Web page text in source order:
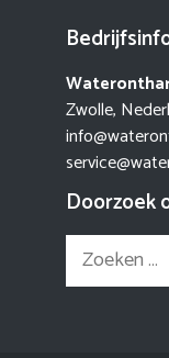
Zwolle,
Doorzoek
Zoek
naar: